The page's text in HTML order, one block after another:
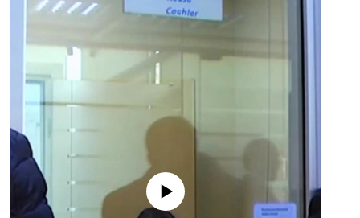
No media source currently available